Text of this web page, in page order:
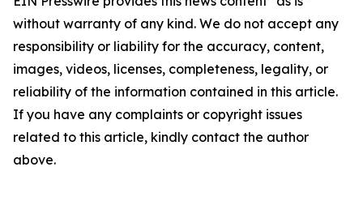
without warranty of any kind. We do not accept any
responsibility or liability for the accuracy, content,
images, videos, licenses, completeness, legality, or
reliability of the information contained in this article.
If you have any complaints or copyright issues
related to this article, kindly contact the author
above.